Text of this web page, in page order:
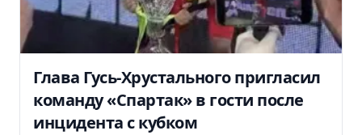
Глава Гусь-Хрустального пригласил
команду «Спартак» в гости после
инцидента с кубком